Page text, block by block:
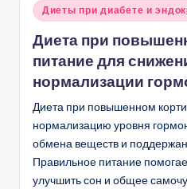
Опубликовано
Диеты при диабете и
Диета при
питание для
нормализации
Диета при повышенном
нормализацию уровня
обмена веществ и
Правильное питание
улучшить сон и общее